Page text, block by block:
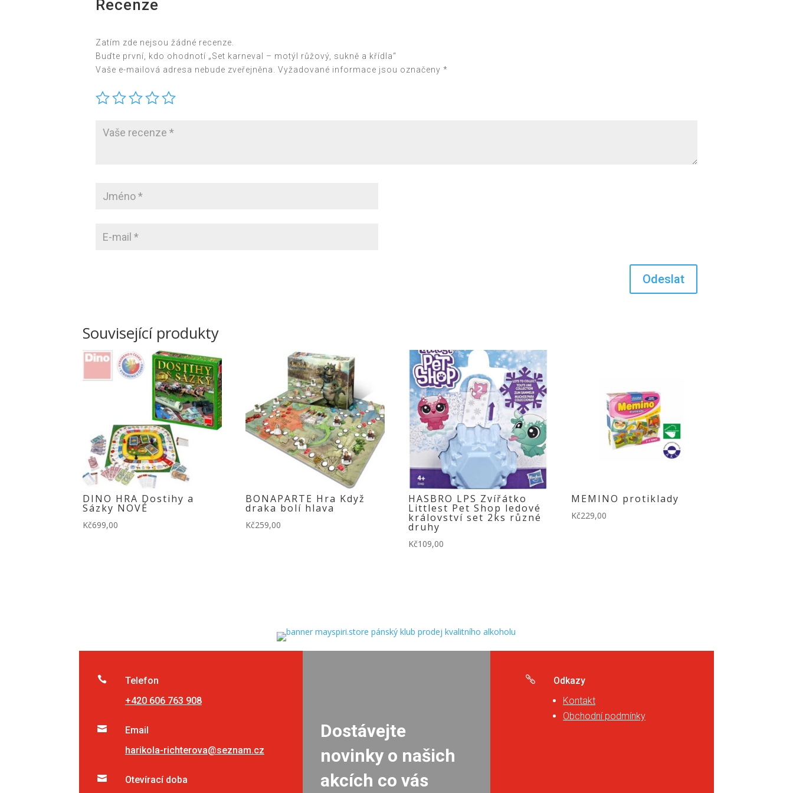
Recenze
Zatím zde nejsou žádné recenze.
Buďte první, kdo ohodnotí „Set karneval – motýl růžový, sukně a křídla“
Vaše e-mailová adresa nebude zveřejněna. Vyžadované informace jsou označeny *
Související produkty
DINO HRA Dostihy a
Sázky NOVÉ
Kč699,00
BONAPARTE Hra Když
draka bolí hlava
Kč259,00
HASBRO LPS Zvířátko
Littlest Pet Shop ledové
království set 2ks různé
druhy
Kč109,00
MEMINO protiklady
Kč229,00

Telefon
+420 606 763 908

Email
harikola-richterova@seznam.cz
 Otevírací doba
Dostávejte
novinky o našich
akcích co vás

Odkazy
Kontakt
Obchodní podmínky